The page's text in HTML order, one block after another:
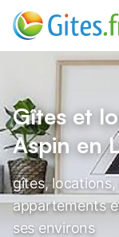
Gîtes et
Aspin en
gîtes, locations,
appartements
ses environs